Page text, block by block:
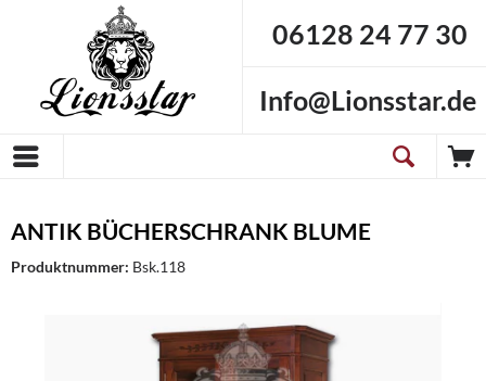
06128 24 77 30
Info@Lionsstar.de
ANTIK BÜCHERSCHRANK BLUME
Produktnummer: Bsk.118